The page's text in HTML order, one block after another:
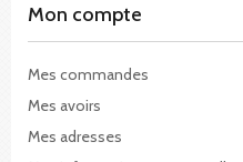
Mon compte
Mes commandes
Mes avoirs
Mes adresses